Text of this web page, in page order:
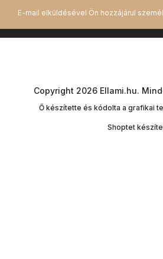
Shoptet
Copyright 2026 Ellami.hu.
Ő készítette és kódolta a grafikai